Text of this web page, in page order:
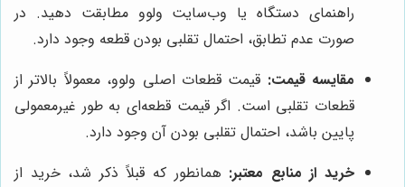
راهنمای دستگاه یا وب‌سایت ولوو مطابقت دهید. در
صورت عدم تطابق، احتمال تقلبی بودن قطعه وجود دارد.
مقایسه قیمت: قیمت قطعات اصلی ولوو، معمولاً بالاتر از
قطعات تقلبی است. اگر قیمت قطعه‌ای به طور غیرمعمولی
پایین باشد، احتمال تقلبی بودن آن وجود دارد.
خرید از منابع معتبر: همانطور که قبلاً ذکر شد، خرید از